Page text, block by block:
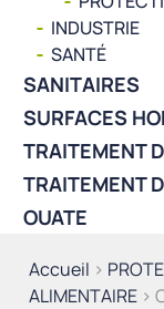
Accueil >
ALIMENTAIRE >
INDUSTRIE
SANTÉ
SANITAIRES
SURFACES
TRAITEMENT
TRAITEMENT
OUATE